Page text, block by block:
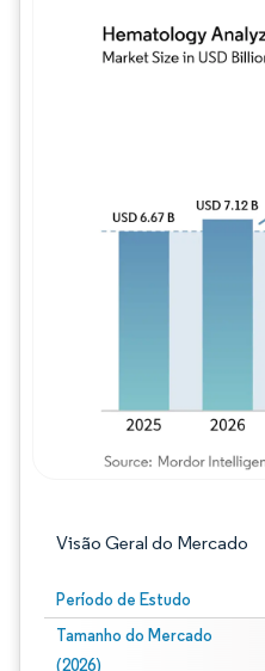
Visão Geral do Mercado
Período de Estudo
Tamanho do Mercado
(2026)